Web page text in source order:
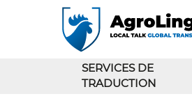
SERVICES DE
TRADUCTION